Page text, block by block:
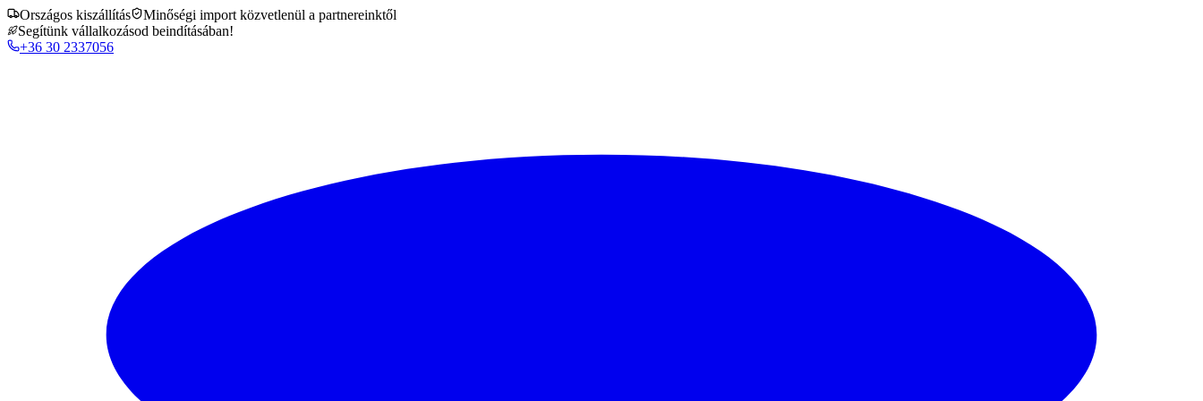
Országos kiszállítás
Minőségi import közvetlenül a partnereinktől
Segítünk vállalkozásod beindításában!
+36 30 2337056